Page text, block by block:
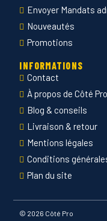
Envoyer Mandats
Nouveautés
Promotions
INFORMATIONS
Contact
À propos de Côté Pro
Blog & conseils
Livraison & retour
Mentions légales
Conditions
Plan du site
© 2026 Côté Pro